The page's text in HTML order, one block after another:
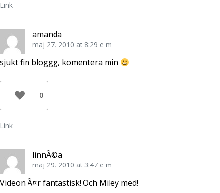
Link
amanda
maj 27, 2010 at 8:29 e m
sjukt fin bloggg, komentera min
0
Link
linnÃ©a
maj 29, 2010 at 3:47 e m
Videon Ã¤r fantastisk! Och Miley med!